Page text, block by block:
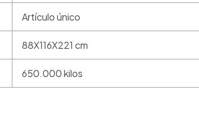
Artículo único
88X116X221 cm
650.000 kilos